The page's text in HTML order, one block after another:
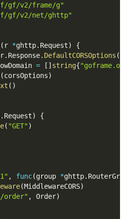
gf/v2/frame/g"
gf/v2/net/ghttp"
( r *ghttp. Request)
{
r. Response. DefaultCORSOptions (
= [ ] string{
(corsOptions)
( )
. Request)
{
( "GET")
, func(group *ghttp.
(MiddlewareCORS)
order" , Order)